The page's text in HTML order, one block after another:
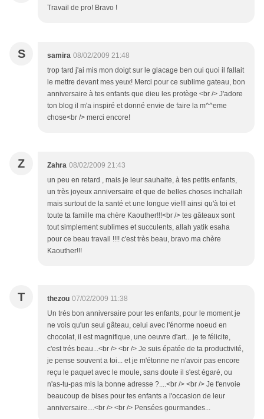
Travail de pro! Bravo !
S samira 08/02/2009 21:48
trop tard j'ai mis mon doigt sur le glacage ben oui quoi il fallait
le mettre devant mes yeux! Merci pour ce sublime gateau, bon
anniversaire à tes enfants que dieu les protège <br /> J'adore
ton blog il m'a inspiré et donné envie de faire la m^^eme
chose<br /> merci encore!
Z Zahra 08/02/2009 21:43
un peu en retard , mais je leur sauhaite, à tes petits enfants,
un très joyeux anniversaire et que de belles choses inchallah
mais surtout de la santé et une longue vie!!! ainsi qu'à toi et
toute ta famille ma chère Kaouther!!!<br /> tes gâteaux sont
tout simplement sublimes et succulents, allah yatik esaha
pour ce beau travail !!!! c'est très beau, bravo ma chère
Kaouther!!!
T thezou 07/02/2009 11:38
Un trés bon anniversaire pour tes enfants, pour le moment je
ne vois qu'un seul gâteau, celui avec l'énorme noeud en
chocolat, il est magnifique, une oeuvre d'art... je te félicite,
c'est trés beau...<br /> <br /> Je suis épatée de ta productivité,
je pense souvent a toi... et je m'étonne ne n'avoir pas encore
reçu le paquet avec le moule, sans doute il s'est égaré, ou
n'as-tu-pas mis la bonne adresse ?....<br /> <br /> Je t'envoie
beaucoup de bises pour tes enfants a l'occasion de leur
anniversaire....<br /> <br /> Pensées gourmandes...